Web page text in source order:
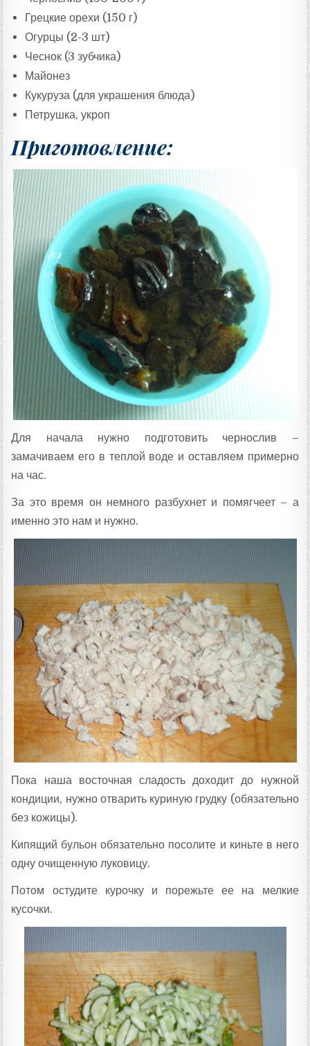
Грецкие орехи (150 г)
Огурцы (2-3 шт)
Чеснок (3 зубчика)
Майонез
Кукуруза (для украшения блюда)
Петрушка, укроп
Приготовление:
Для начала нужно подготовить чернослив –
замачиваем его в теплой воде и оставляем примерно
на час.
За это время он немного разбухнет и помягчеет – а
именно это нам и нужно.
Пока наша восточная сладость доходит до нужной
кондиции, нужно отварить куриную грудку (обязательно
без кожицы).
Кипящий бульон обязательно посолите и киньте в него
одну очищенную луковицу.
Потом остудите курочку и порежьте ее на мелкие
кусочки.